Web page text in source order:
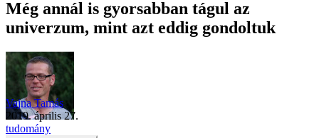
Még annál is gyorsabban tágul az
univerzum, mint azt eddig gondoltuk
Vajna Tamás
2019. április 27.
tudomány